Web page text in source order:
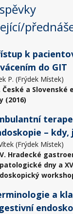
k
do GIT
P. (Frýdek Místek)
České a Slovenské
(2016)
– kdy,
(Frýdek Místek)
Hradecké
dny a
a